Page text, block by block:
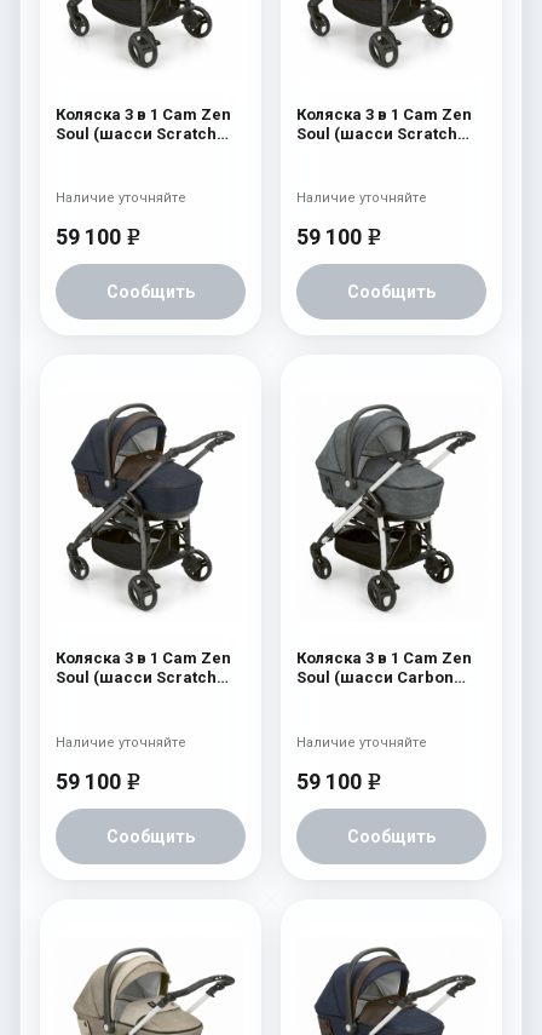
Коляска 3 в 1 Cam Zen
Soul (шасси Scratch
59 100 e
Сообщить
Наличие уточняйте
Коляска 3 в 1 Cam Zen
Soul (шасси Scratch
59 100 e
Сообщить
Наличие уточняйте
Коляска 3 в 1 Cam Zen
Soul (шасси Scratch
59 100 e
Сообщить
Наличие уточняйте
Коляска 3 в 1 Cam Zen
Soul (шасси Carbon
59 100 e
Сообщить
Наличие уточняйте